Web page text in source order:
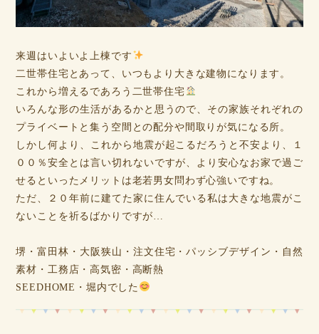
来週はいよいよ上棟です
二世帯住宅とあって、いつもより大きな建物になります。
これから増えるであろう二世帯住宅
いろんな形の生活があるかと思うので、その家族それぞれの
プライベートと集う空間との配分や間取りが気になる所。
しかし何より、これから地震が起こるだろうと不安より、１
００％安全とは言い切れないですが、より安心なお家で過ご
せるといったメリットは老若男女問わず心強いですね。
ただ、２０年前に建てた家に住んでいる私は大きな地震がこ
ないことを祈るばかりですが…
堺・富田林・大阪狭山・注文住宅・パッシブデザイン・自然
素材・工務店・高気密・高断熱
SEEDHOME・堀内でした